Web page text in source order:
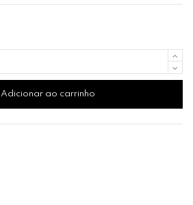
Adicionar ao carrinho